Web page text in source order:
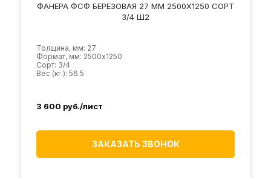
ФАНЕРА ФСФ БЕРЕЗОВАЯ 27 ММ 2500Х1250 СОРТ
3/4 Ш2
Толщина, мм: 27
Формат, мм: 2500х1250
Сорт: 3/4
Вес (кг.): 56.5
3 600 руб./лист
ЗАКАЗАТЬ ЗВОНОК